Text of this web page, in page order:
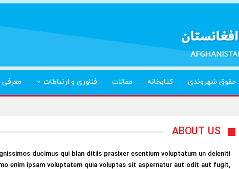
حقوق شهروندی کتابخانه مقالات فناوری و ارتباطات
ABOUT US
ducimus qui blan ditiis prasixer esentium voluptatum un deleniti
enim ipsam voluptatem quia voluptas sit aspernatur aut odit aut fugit,